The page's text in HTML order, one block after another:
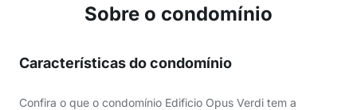
Sobre o condomínio
Características do condomínio
Confira o que o condomínio Edificio Opus Verdi tem a